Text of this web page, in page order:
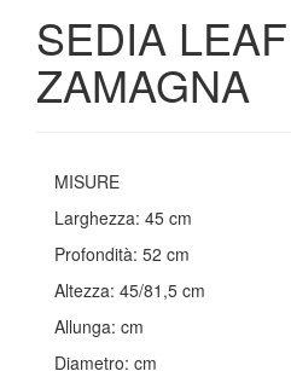
SEDIA
ZAMAGNA
MISURE
Larghezza: 45 cm
Profondità: 52 cm
Altezza: 45/81,5 cm
Allunga: cm
Diametro: cm